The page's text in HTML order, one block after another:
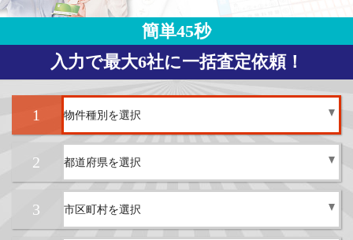
簡単45秒
入力で最大6社に一括査定依頼！
1
2
3